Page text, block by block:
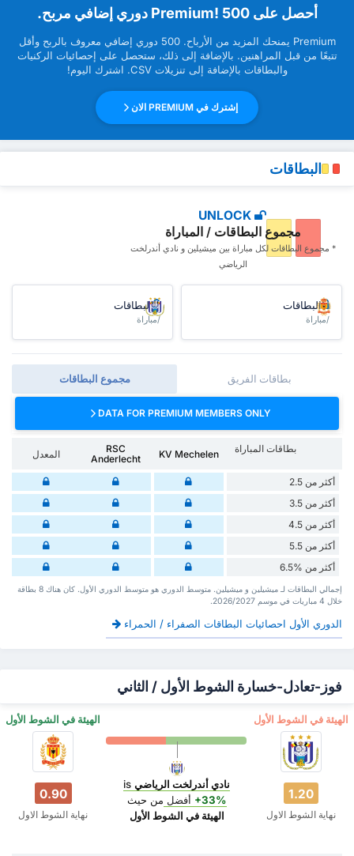
‏أحصل على Premium! 500 دوري إضافي مربح.
Premium ‏يمنحك المزيد من ‏الأرباح. 500 دوري إضافي معروف بالربح وأقل
تتبعًا من قبل ‏المراهنين. بالإضافة إلى ذلك، ستحصل على إحصائيات الركنيات
والبطاقات بالإضافة إلى تنزيلات CSV. اشترك اليوم!
إشترك في PREMIUM الان
البطاقات
UNLOCK
مجموع البطاقات / المباراة
* مجموع البطاقات ‏لكل مباراة بين ميشيلين و نادي أندرلخت
الرياضي
البطاقات
/مباراة
البطاقات
/مباراة
مجموع البطاقات بطاقات الفريق
DATA FOR PREMIUM MEMBERS ONLY
بطاقات المباراة KV Mechelen
RSC
Anderlecht
المعدل
أكثر من 2.5
أكثر من 3.5
أكثر من 4.5
أكثر من 5.5
أكثر من %6.5
إجمالي البطاقات لـ ميشيلين و ميشيلين. متوسط الدوري هو متوسط الدوري الأول. كان هناك 8 بطاقة
‏خلال 4 مباريات في موسم 2026/2027.
الدوري الأول احصائيات البطاقات الصفراء / الحمراء
فوز-تعادل-خسارة الشوط الأول / الثاني
‏الهيئة في الشوط الأول ‏الهيئة في الشوط الأول
0.90
نهاية الشوط الاول
نادي أندرلخت الرياضيis
+33% أفضل من حيث
‏الهيئة في الشوط الأول
1.20
نهاية الشوط الاول